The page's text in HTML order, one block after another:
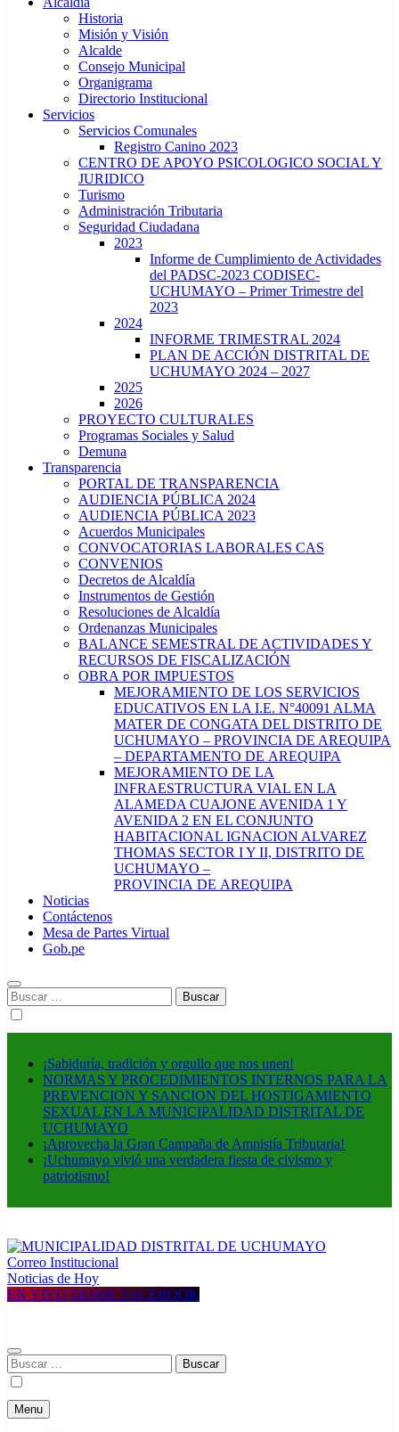
Historia
Misión y Visión
Alcalde
Consejo Municipal
Organigrama
Directorio Institucional
Servicios
Servicios Comunales
Registro Canino 2023
CENTRO DE APOYO PSICOLOGICO SOCIAL Y
JURIDICO
Turismo
Administración Tributaria
Seguridad Ciudadana
2023
Informe de Cumplimiento de Actividades
del PADSC-2023 CODISEC-
UCHUMAYO – Primer Trimestre del
2023
2024
INFORME TRIMESTRAL 2024
PLAN DE ACCIÓN DISTRITAL DE
UCHUMAYO 2024 – 2027
2025
2026
PROYECTO CULTURALES
Programas Sociales y Salud
Demuna
Transparencia
PORTAL DE TRANSPARENCIA
AUDIENCIA PÚBLICA 2024
AUDIENCIA PÚBLICA 2023
Acuerdos Municipales
CONVOCATORIAS LABORALES CAS
CONVENIOS
Decretos de Alcaldía
Instrumentos de Gestión
Resoluciones de Alcaldía
Ordenanzas Municipales
BALANCE SEMESTRAL DE ACTIVIDADES Y
RECURSOS DE FISCALIZACIÓN
OBRA POR IMPUESTOS
MEJORAMIENTO DE LOS SERVICIOS
EDUCATIVOS EN LA I.E. N°40091 ALMA
MATER DE CONGATA DEL DISTRITO DE
UCHUMAYO – PROVINCIA DE AREQUIPA
– DEPARTAMENTO DE AREQUIPA
MEJORAMIENTO DE LA
INFRAESTRUCTURA VIAL EN LA
ALAMEDA CUAJONE AVENIDA 1 Y
AVENIDA 2 EN EL CONJUNTO
HABITACIONAL IGNACION ALVAREZ
THOMAS SECTOR I Y II, DISTRITO DE
UCHUMAYO –
PROVINCIA DE AREQUIPA
Noticias
Contáctenos
Mesa de Partes Virtual
Gob.pe
Buscar:
¡Sabiduría, tradición y orgullo que nos unen!
NORMAS Y PROCEDIMIENTOS INTERNOS PARA LA
PREVENCION Y SANCION DEL HOSTIGAMIENTO
SEXUAL EN LA MUNICIPALIDAD DISTRITAL DE
UCHUMAYO
¡Aprovecha la Gran Campaña de Amnistía Tributaria!
¡Uchumayo vivió una verdadera fiesta de civismo y
patriotismo!
MUNICIPALIDAD DISTRITAL DE UCHUMAYO
Construyendo una nueva Historia
Correo Institucional
Noticias de Hoy
EN VIVO DESDE FACEBOOK
Buscar:
Menu